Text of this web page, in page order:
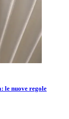
le nuove regole